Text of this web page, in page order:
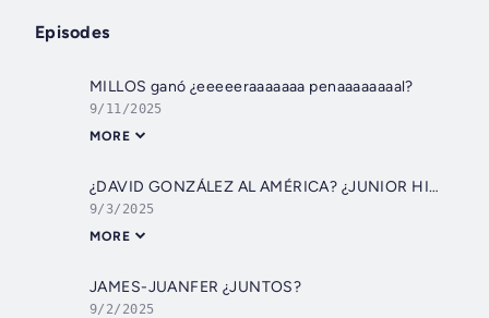
Episodes
MILLOS ganó ¿eeeeeraaaaaaa penaaaaaaaal?
9/11/2025
MORE
¿DAVID GONZÁLEZ AL AMÉRICA? ¿JUNIOR HIZO UN PAPELÓN?
9/3/2025
MORE
JAMES-JUANFER ¿JUNTOS?
9/2/2025